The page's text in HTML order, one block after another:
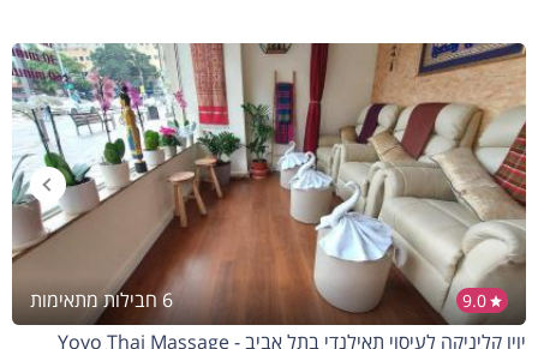
9.0
6 חבילות מתאימות
יויו קליניקה לעיסוי תאילנדי בתל אביב - Yoyo Thai Massage